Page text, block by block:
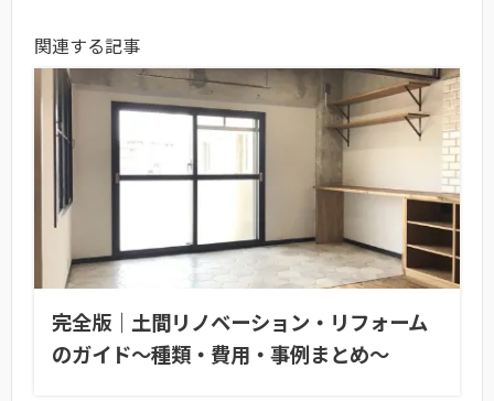
関連する記事
完全版｜土間リノベーション・リフォーム
のガイド〜種類・費用・事例まとめ〜